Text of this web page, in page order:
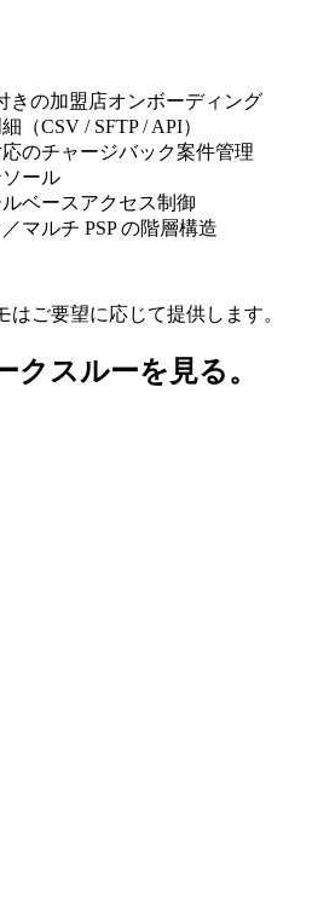
きの加盟店オンボーディング
（CSV / SFTP / API）
のチャージバック案件管理
ール
ベースアクセス制御
マルチ PSP の階層構造
はご要望に応じて提供します。
クスルーを見る。